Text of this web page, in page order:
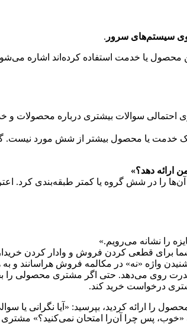
سیستم‌های سرور .
یا خدمت استفاده کرده‌اند اشاره
سوالات بیشتری درباره محصولات و
خدمت یا محصول بیشتر از شش مورد نیست.
ارائه دهد؟»
را در شش گروه یا کمتر طبقه‌بندی کرد.
را نشانه می‌رویم.»
شما برای قطعی کردن فروش و وادار کردن
واژه «نه» در مکالمه فروش هراسانند و
روی می‌دهد. حتی اگر مشتری محصولی را
درخواست خرید کند.
ارائه کردید، بپرسید: «آیا نگرانی یا
پس چرا آن‌را امتحان نمی‌کنید؟» مشتری